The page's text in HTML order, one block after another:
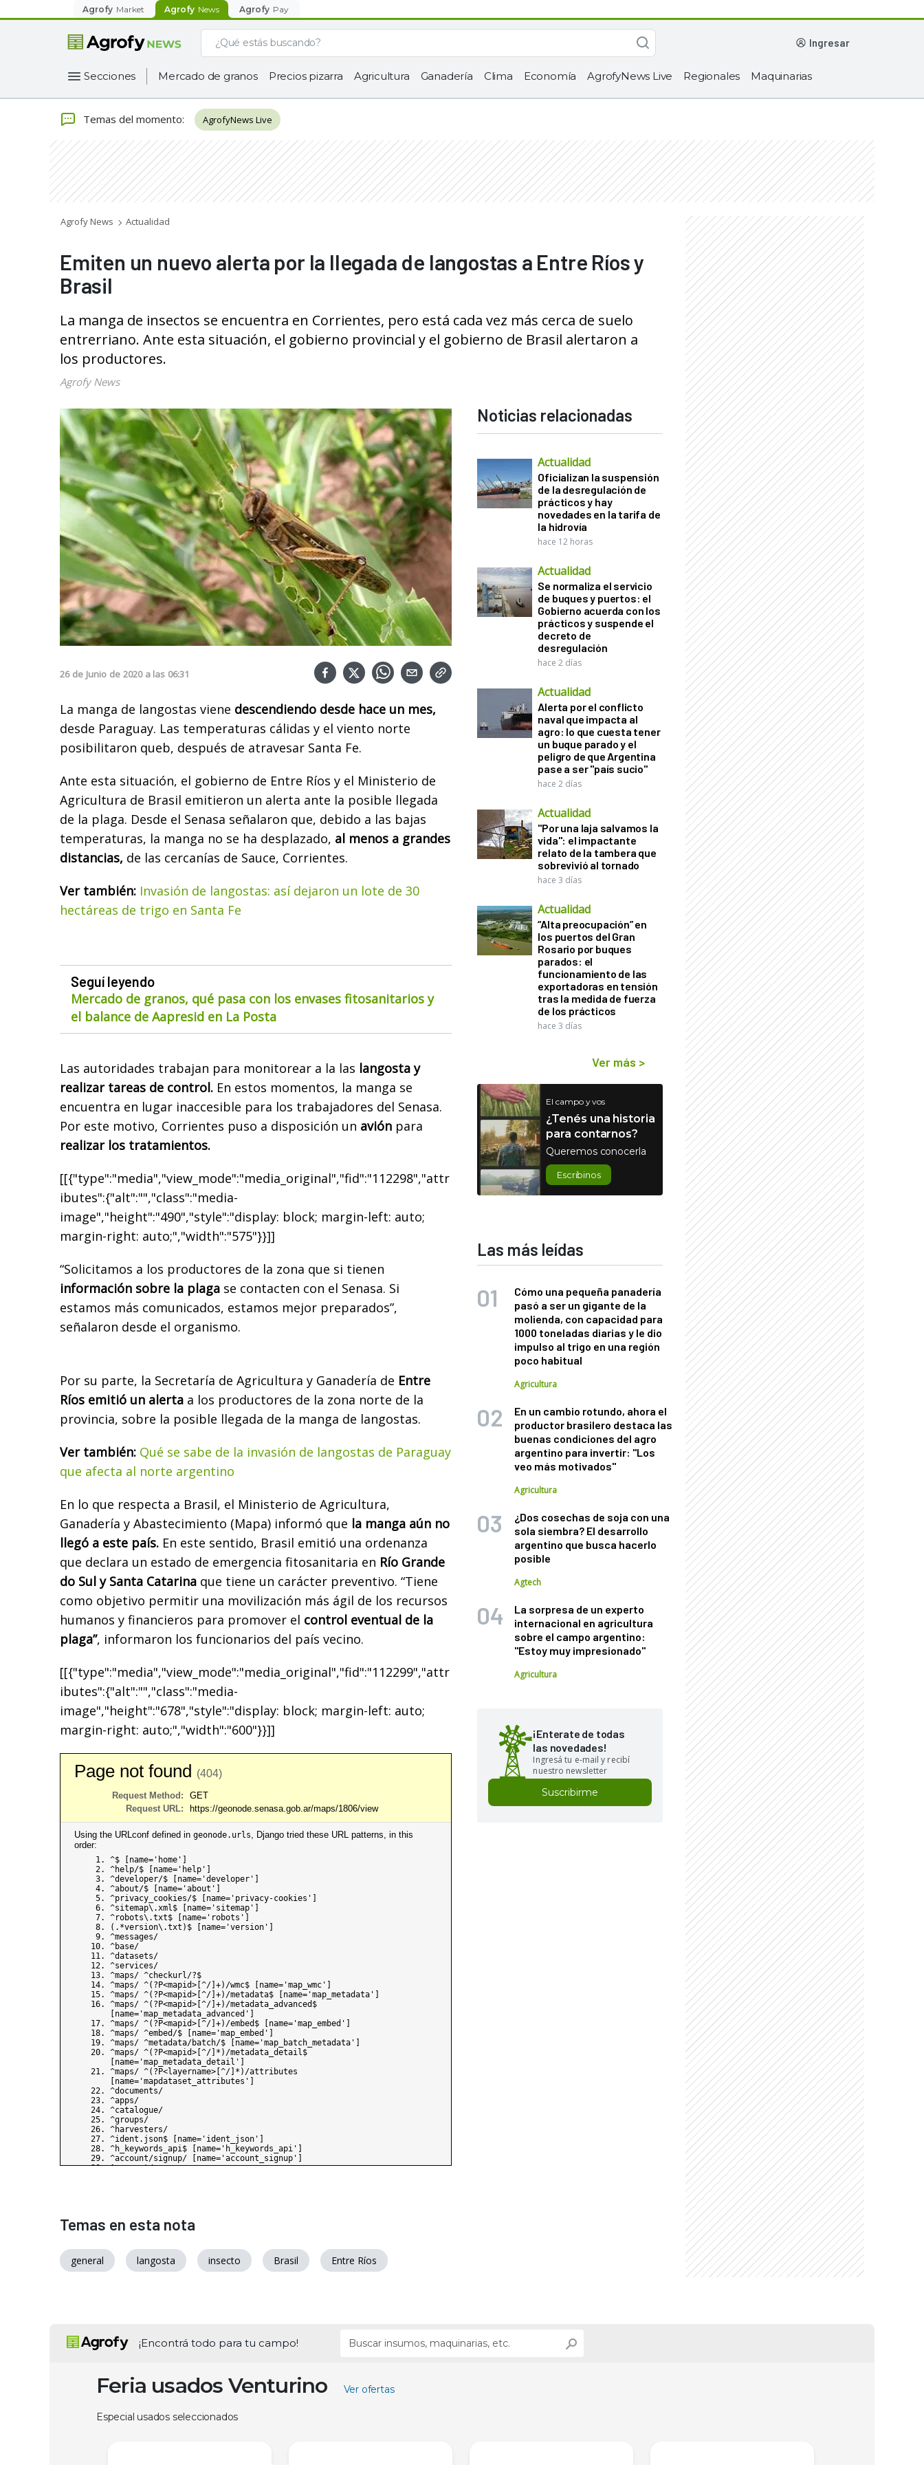
Agrofy Market Agrofy News Agrofy Pay
ingresar
Secciones Mercado de granos Precios pizarra Agricultura Ganadería Clima Economía AgrofyNews Live Regionales Maquinarias
Temas del momento: AgrofyNews Live
Agrofy News Actualidad
Emiten un nuevo alerta por la llegada de langostas a Entre Ríos y
Brasil
La manga de insectos se encuentra en Corrientes, pero está cada vez más cerca de suelo
entrerriano. Ante esta situación, el gobierno provincial y el gobierno de Brasil alertaron a
los productores.
Agrofy News
26 de Junio de 2020 a las 06:31
La manga de langostas viene descendiendo desde hace un mes,
desde Paraguay. Las temperaturas cálidas y el viento norte
posibilitaron queb, después de atravesar Santa Fe.
Ante esta situación, el gobierno de Entre Ríos y el Ministerio de
Agricultura de Brasil emitieron un alerta ante la posible llegada
de la plaga. Desde el Senasa señalaron que, debido a las bajas
temperaturas, la manga no se ha desplazado, al menos a grandes
distancias, de las cercanías de Sauce, Corrientes.
Ver también: Invasión de langostas: así dejaron un lote de 30
hectáreas de trigo en Santa Fe
Seguí leyendo
Mercado de granos, qué pasa con los envases fitosanitarios y
el balance de Aapresid en La Posta
Las autoridades trabajan para monitorear a la las langosta y
realizar tareas de control. En estos momentos, la manga se
encuentra en lugar inaccesible para los trabajadores del Senasa.
Por este motivo, Corrientes puso a disposición un avión para
realizar los tratamientos.
[[{"type":"media","view_mode":"media_original","fid":"112298","attr
ibutes":{"alt":"","class":"media-
image","height":"490","style":"display: block; margin-left: auto;
margin-right: auto;","width":"575"}}]]
“Solicitamos a los productores de la zona que si tienen
información sobre la plaga se contacten con el Senasa. Si
estamos más comunicados, estamos mejor preparados”,
señalaron desde el organismo.
Por su parte, la Secretaría de Agricultura y Ganadería de Entre
Ríos emitió un alerta a los productores de la zona norte de la
provincia, sobre la posible llegada de la manga de langostas.
Ver también: Qué se sabe de la invasión de langostas de Paraguay
que afecta al norte argentino
En lo que respecta a Brasil, el Ministerio de Agricultura,
Ganadería y Abastecimiento (Mapa) informó que la manga aún no
llegó a este país. En este sentido, Brasil emitió una ordenanza
que declara un estado de emergencia fitosanitaria en Río Grande
do Sul y Santa Catarina que tiene un carácter preventivo. “Tiene
como objetivo permitir una movilización más ágil de los recursos
humanos y financieros para promover el control eventual de la
plaga”, informaron los funcionarios del país vecino.
[[{"type":"media","view_mode":"media_original","fid":"112299","attr
ibutes":{"alt":"","class":"media-
image","height":"678","style":"display: block; margin-left: auto;
margin-right: auto;","width":"600"}}]]
Noticias relacionadas
Actualidad
Oficializan la suspensión
de la desregulación de
prácticos y hay
novedades en la tarifa de
la hidrovía
hace 12 horas
Actualidad
Se normaliza el servicio
de buques y puertos: el
Gobierno acuerda con los
prácticos y suspende el
decreto de
desregulación
hace 2 días
Actualidad
Alerta por el conflicto
naval que impacta al
agro: lo que cuesta tener
un buque parado y el
peligro de que Argentina
pase a ser "país sucio"
hace 2 días
Actualidad
"Por una laja salvamos la
vida": el impactante
relato de la tambera que
sobrevivió al tornado
hace 3 días
Actualidad
“Alta preocupación” en
los puertos del Gran
Rosario por buques
parados: el
funcionamiento de las
exportadoras en tensión
tras la medida de fuerza
de los prácticos
hace 3 días
Ver más >
El campo y vos
¿Tenés una historia
para contarnos?
Queremos conocerla
Escribinos
Las más leídas
Cómo una pequeña panadería
pasó a ser un gigante de la
molienda, con capacidad para
1000 toneladas diarias y le dio
impulso al trigo en una región
poco habitual
Agricultura
En un cambio rotundo, ahora el
productor brasilero destaca las
buenas condiciones del agro
argentino para invertir: "Los
veo más motivados"
Agricultura
¿Dos cosechas de soja con una
sola siembra? El desarrollo
argentino que busca hacerlo
posible
Agtech
La sorpresa de un experto
internacional en agricultura
sobre el campo argentino:
"Estoy muy impresionado"
Agricultura
¡Enterate de todas
las novedades!
Ingresá tu e-mail y recibí
nuestro newsletter
Suscribirme
Temas en esta nota
general langosta insecto Brasil Entre Ríos
¡Encontrá todo para tu campo!
Feria usados Venturino Ver ofertas
Especial usados seleccionados